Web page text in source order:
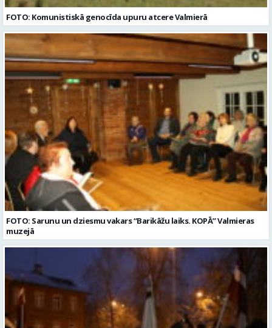
FOTO: Komunistiskā genocīda upuru atcere Valmierā
FOTO: Sarunu un dziesmu vakars “Barikāžu laiks. KOPĀ” Valmieras
muzejā